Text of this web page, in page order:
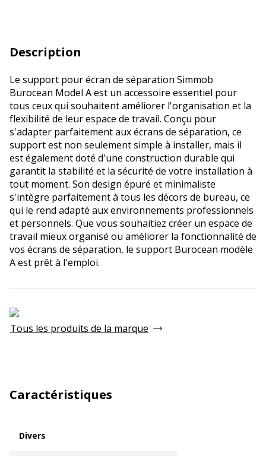
Description
Le support pour écran de séparation Simmob
Burocean Model A est un accessoire essentiel pour
tous ceux qui souhaitent améliorer l'organisation et la
flexibilité de leur espace de travail. Conçu pour
s'adapter parfaitement aux écrans de séparation, ce
support est non seulement simple à installer, mais il
est également doté d'une construction durable qui
garantit la stabilité et la sécurité de votre installation à
tout moment. Son design épuré et minimaliste
s'intègre parfaitement à tous les décors de bureau, ce
qui le rend adapté aux environnements professionnels
et personnels. Que vous souhaitiez créer un espace de
travail mieux organisé ou améliorer la fonctionnalité de
vos écrans de séparation, le support Burocean modèle
A est prêt à l'emploi.
Tous les produits de la marque
Caractéristiques
Divers